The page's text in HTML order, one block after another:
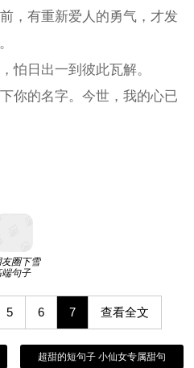
，有重新爱人的勇气，才发
怕日出一到彼此瓦解。
你的名字。今世，我的心已
圈下雪
端句子
5 6 7 查看全文
超甜的短句子 小仙女专属甜句